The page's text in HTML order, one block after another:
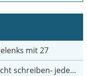
mit 27
jeder einen Satz